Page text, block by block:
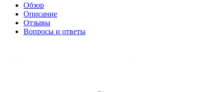
Обзор
Описание
Отзывы
Вопросы и ответы